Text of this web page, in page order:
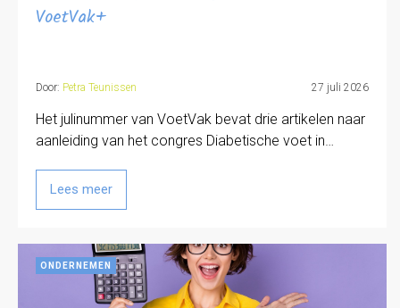
VoetVak+
Door: Petra Teunissen 27 juli 2026
Het julinummer van VoetVak bevat drie artikelen naar
aanleiding van het congres Diabetische voet in…
Lees meer
ONDERNEMEN